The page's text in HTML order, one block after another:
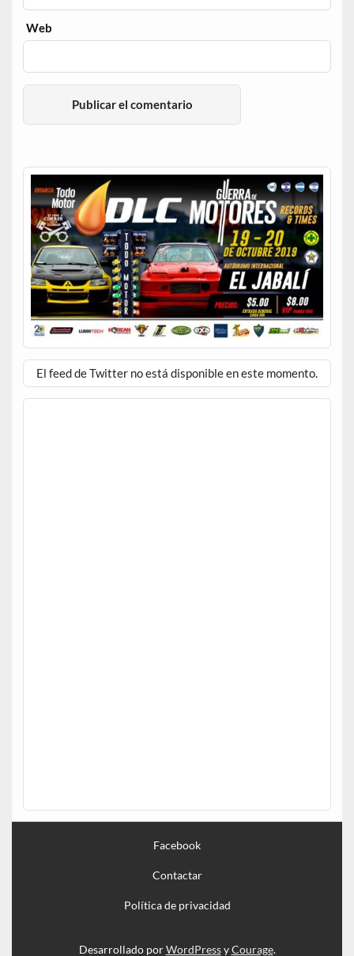
Web
El feed de Twitter no está disponible en este momento.
Facebook
Contactar
Política de privacidad
Desarrollado porWordPressyCourage.